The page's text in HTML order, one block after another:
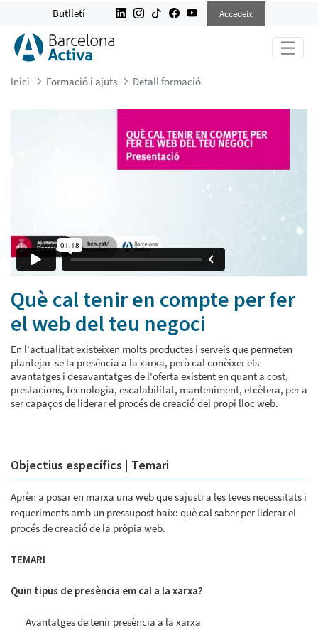
QUÈ CAL TENIR EN COMPTE PER
Butlletí Accedeix
Inici Formació i ajuts Detall formació
Què cal tenir en compte per fer
el web del teu negoci
En l'actualitat existeixen molts productes i serveis que permeten
plantejar-se la presència a la xarxa, però cal conèixer els
avantatges i desavantatges de l'oferta existent en quant a cost,
prestacions, tecnologia, escalabilitat, manteniment, etcètera, per a
ser capaços de liderar el procés de creació del propi lloc web.
Objectius específics | Temari
Aprèn a posar en marxa una web que sajusti a les teves necessitats i
requeriments amb un pressupost baix: què cal saber per liderar el
procés de creació de la pròpia web.
TEMARI
Quin tipus de presència em cal a la xarxa?
Avantatges de tenir presència a la xarxa